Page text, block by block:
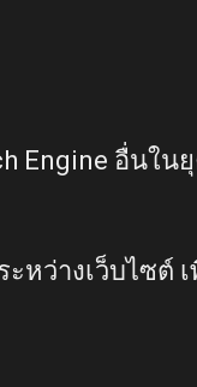
Engine อื่นใน
หว่างเว็บไซต์